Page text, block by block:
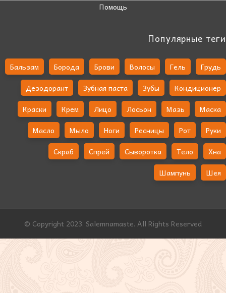
Помощь
Популярные теги
Бальзам Борода Брови Волосы Гель
Грудь
Дезодорант
Зубная паста Зубы
Кондиционер
Краски
Крем Лицо Лосьон Мазь
Маска
Масло
Мыло Ноги Ресницы Рот
Руки
Скраб
Спрей Сыворотка Тело
Хна
Шампунь
Шея
© Copyright 2023. Salemnamaste. All Rights Reserved